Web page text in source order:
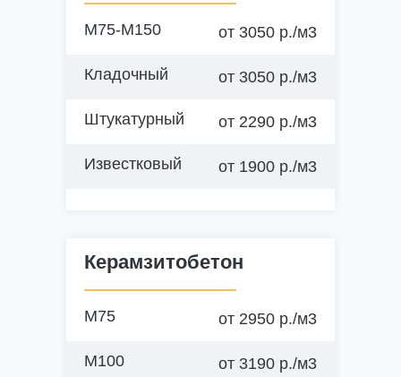
Фундаменты до 1,5 этажей
М75-М150 от 3050 р./м3
Кладочный от 3050 р./м3
Штукатурный от 2290 р./м3
Известковый от 1900 р./м3
Керамзитобетон
М75 от 2950 р./м3
М100 от 3190 р./м3